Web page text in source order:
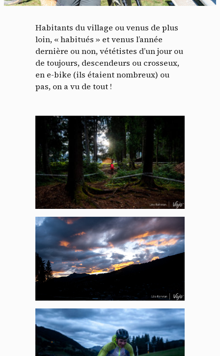
Habitants du village ou venus de plus
loin, « habitués » et venus l’année
dernière ou non, vététistes d’un jour ou
de toujours, descendeurs ou crosseux,
en e-bike (ils étaient nombreux) ou
pas, on a vu de tout !
Panneau de gestion des
cookies
En autorisant ces services tiers, vous acceptez le dépôt et la
lecture de cookies et l'utilisation de technologies de suivi
nécessaires à leur bon fonctionnement.
Politique de confidentialité